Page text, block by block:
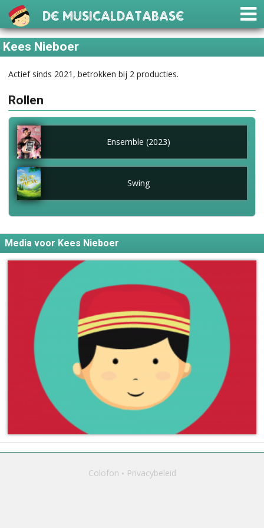
De Musicaldatabase
Kees Nieboer
Actief sinds 2021, betrokken bij 2 producties.
Rollen
Ensemble (2023)
Swing
Media voor Kees Nieboer
Colofon Privacybeleid